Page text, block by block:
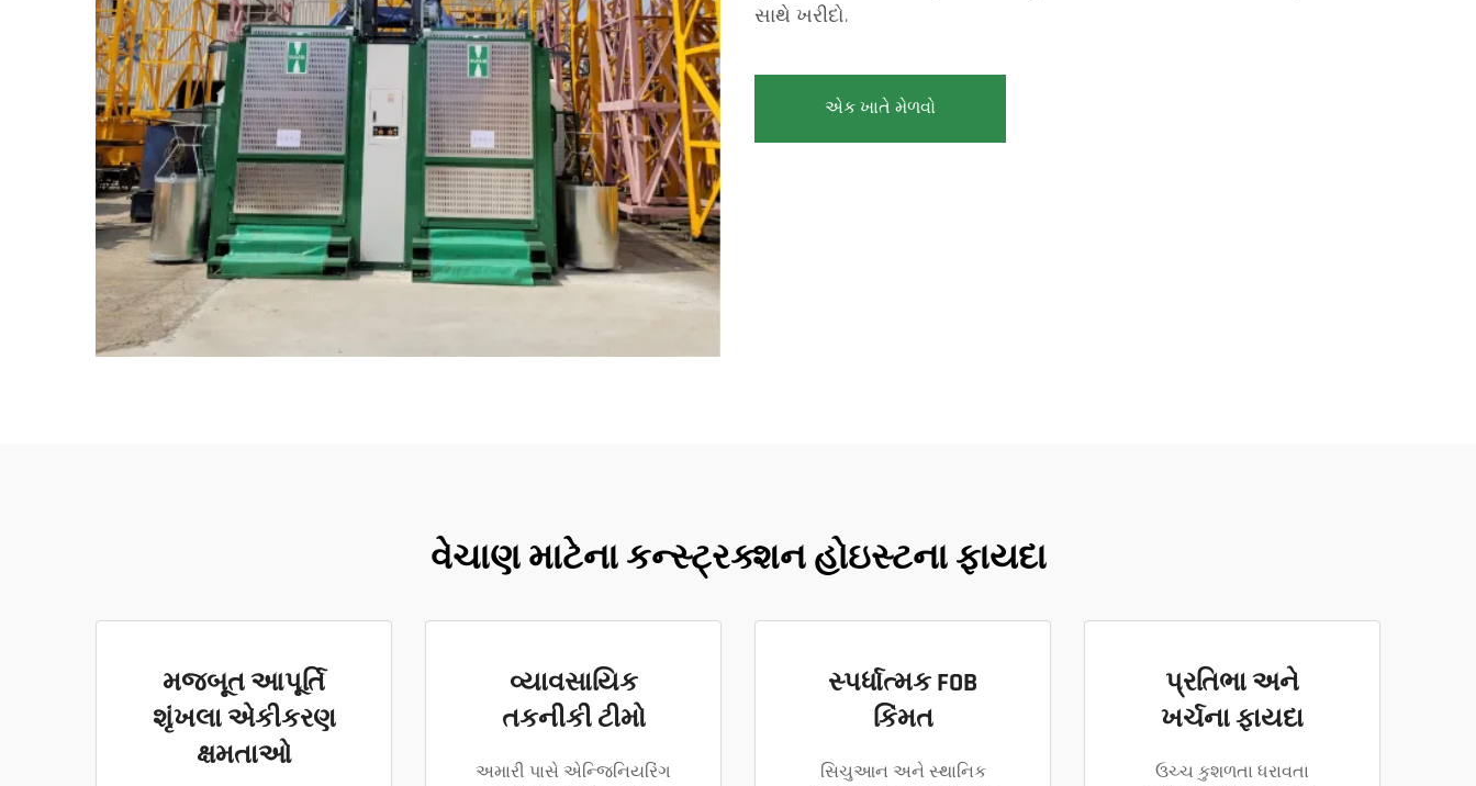
સાથે ખરીદો.
એક ખાતે મેળવો
વેચાણ માટેના કન્સ્ટ્રક્શન હોઇસ્ટના ફાયદા
મજબૂત આપૂર્તિ
શૃંખલા એકીકરણ
ક્ષમતાઓ
વ્યાવસાયિક
તકનીકી ટીમો
અમારી પાસે એન્જિનિયરિંગ
સ્પર્ધાત્મક FOB
કિંમત
સિચુઆન અને સ્થાનિક
પ્રતિભા અને
ખર્ચના ફાયદા
ઉચ્ચ કુશળતા ધરાવતા